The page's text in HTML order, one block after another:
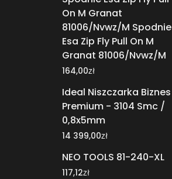
On M Granat
81006/Nvwz/M Spodnie
Esa Zip Fly Pull On M
Granat 81006/Nvwz/M
164,00zł
Ideal Niszczarka Biznes
Premium - 3104 Smc /
0,8x5mm
14 399,00zł
NEO TOOLS 81-240-XL
117,12zł